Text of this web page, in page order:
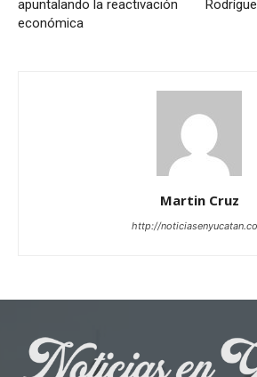
apuntalando la reactivación
económica
Martin Cruz
http://